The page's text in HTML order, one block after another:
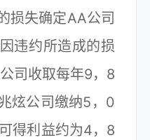
损失确定AA公司
违约所造成的损
司收取每年9，8
炫公司缴纳5，0
得利益约为4，8